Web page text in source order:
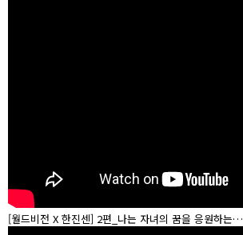
[월드비전 X 한진센] 2편_나는 자녀의 꿈을 응원하는…